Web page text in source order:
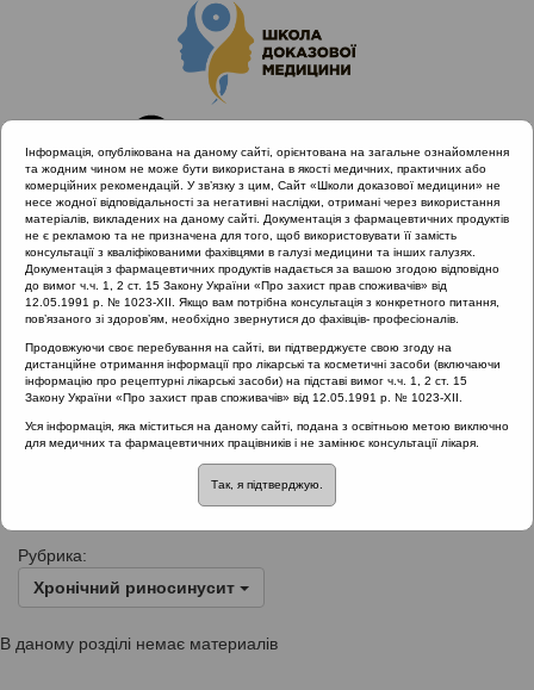
Головна
Проведені заходи
Науково-практична конференція. 22 лютого 2018. Сучасні
стандарти діагностики та лікування алергічного риніту (Дніпро)
Науково-практична конференція. 22
лютого 2018. Сучасні стандарти
діагностики та лікування алергічного
риніту (Дніпро)::Хронічний
Рубрика:
Хронічний риносинусит
В даному розділі немає материалів
Інформація, опублікована на даному сайті, орієнтована на загальне ознайомлення
та жодним чином не може бути використана в якості медичних, практичних або
комерційних рекомендацій. У зв’язку з цим, Сайт «Школи доказової медицини» не
несе жодної відповідальності за негативні наслідки, отримані через використання
матеріалів, викладених на даному сайті. Документація з фармацевтичних продуктів
не є рекламою та не призначена для того, щоб використовувати її замість
консультації з кваліфікованими фахівцями в галузі медицини та інших галузях.
Документація з фармацевтичних продуктів надається за вашою згодою відповідно
до вимог ч.ч. 1, 2 ст. 15 Закону України «Про захист прав споживачів» від
12.05.1991 р. № 1023-XII. Якщо вам потрібна консультація з конкретного питання,
пов’язаного зі здоров’ям, необхідно звернутися до фахівців- професіоналів.
Продовжуючи своє перебування на сайті, ви підтверджуєте свою згоду на
дистанційне отримання інформації про лікарські та косметичні засоби (включаючи
інформацію про рецептурні лікарські засоби) на підставі вимог ч.ч. 1, 2 ст. 15
Закону України «Про захист прав споживачів» від 12.05.1991 р. № 1023-XII.
Уся інформація, яка міститься на даному сайті, подана з освітньою метою виключно
для медичних та фармацевтичних працівників і не замінює консультації лікаря.
Так, я підтверджую.